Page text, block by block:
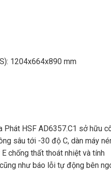
1204x664x890 mm
Phát HSF AD6357.C1 sở hữu
sâu tới -30 độ C, dàn máy
chống thất thoát nhiệt và tính
như báo lỗi tự động bên